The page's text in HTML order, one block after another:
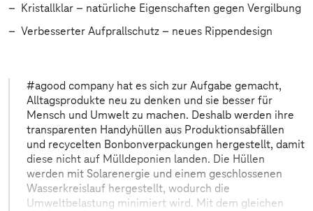
Kristallklar – natürliche Eigenschaften gegen Vergilbung
Verbesserter Aufprallschutz – neues Rippendesign
#agood company hat es sich zur Aufgabe gemacht,
Alltagsprodukte neu zu denken und sie besser für
Mensch und Umwelt zu machen. Deshalb werden ihre
transparenten Handyhüllen aus Produktionsabfällen
und recycelten Bonbonverpackungen hergestellt, damit
diese nicht auf Mülldeponien landen. Die Hüllen
werden mit Solarenergie und einem geschlossenen
Wasserkreislauf hergestellt, wodurch die
Umweltbelastung minimiert wird. Mit dem gleichen